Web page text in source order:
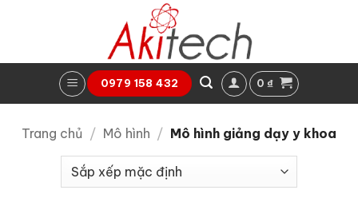
0979 158 432 0 ₫
Trang chủ / Mô hình / Mô hình giảng dạy y khoa